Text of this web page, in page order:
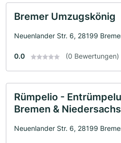
Bremer Umzugskönig
Neuenlander Str. 6, 28199
0.0 (0 Bewertungen)
Rümpelio -
Bremen &
Neuenlander Str. 6, 28199